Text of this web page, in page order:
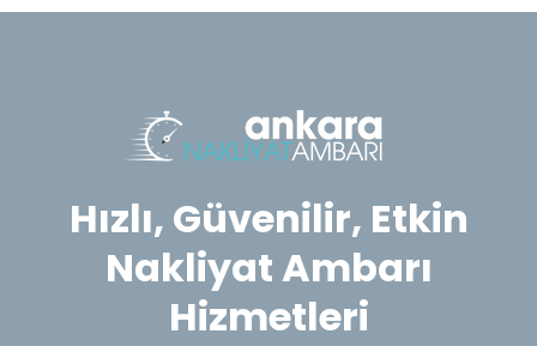
Hızlı, Güvenilir, Etkin
Nakliyat Ambarı
Hizmetleri